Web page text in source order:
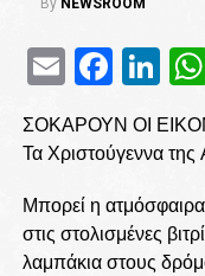
By NEWSROOM
Email
ΣΟΚΑΡΟΥΝ ΟΙ
Τα Χριστούγεννα
Μπορεί η
στις στολισμένες
λαμπάκια στους